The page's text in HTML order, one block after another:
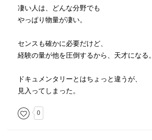
凄い人は、どんな分野でも
やっぱり物量が凄い。
センスも確かに必要だけど、
経験の量が他を圧倒するから、天才になる。
ドキュメンタリーとはちょっと違うが、
見入ってしまった。
0